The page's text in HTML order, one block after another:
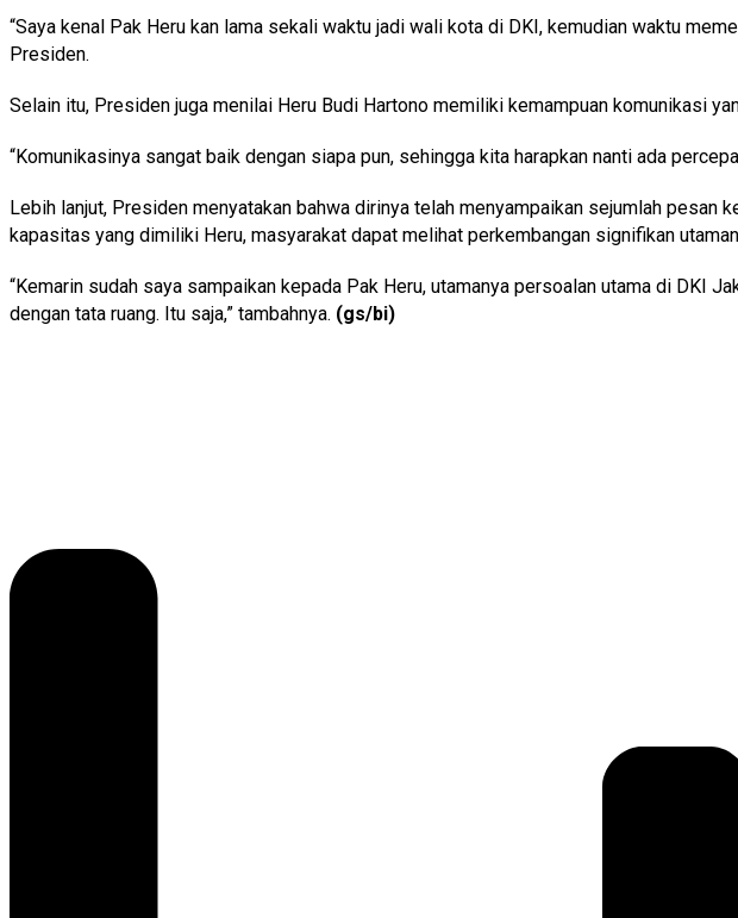
“Saya kenal Pak Heru kan lama sekali waktu jadi wali kota di DKI, kemudian waktu
Presiden.
Selain itu, Presiden juga menilai Heru Budi Hartono memiliki kemampuan komunikasi
“Komunikasinya sangat baik dengan siapa pun, sehingga kita harapkan nanti ada
Lebih lanjut, Presiden menyatakan bahwa dirinya telah menyampaikan sejumlah pesan
kapasitas yang dimiliki Heru, masyarakat dapat melihat perkembangan signifikan
“Kemarin sudah saya sampaikan kepada Pak Heru, utamanya persoalan utama di DKI
dengan tata ruang. Itu saja,” tambahnya. (gs/bi)